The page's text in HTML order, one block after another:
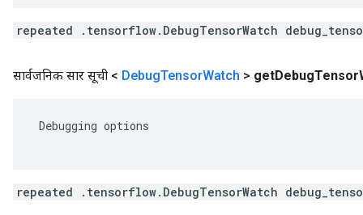
repeated .tensorflow.DebugTensorWatch
सार्वजनिक सार सूची < DebugTensorWatch > getDebugTensor
Debugging options
repeated .tensorflow.DebugTensorWatch